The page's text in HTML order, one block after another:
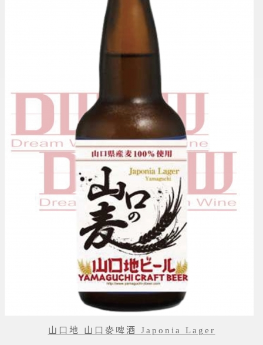
山口地 山口麥啤酒 Japonia Lager